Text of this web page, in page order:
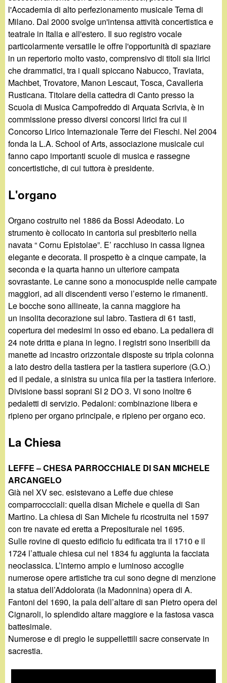
l'Accademia di alto perfezionamento musicale Tema di
Milano. Dal 2000 svolge un'intensa attività concertistica e
teatrale in Italia e all'estero. Il suo registro vocale
particolarmente versatile le offre l'opportunità di spaziare
in un repertorio molto vasto, comprensivo di titoli sia lirici
che drammatici, tra i quali spiccano Nabucco, Traviata,
Machbet, Trovatore, Manon Lescaut, Tosca, Cavalleria
Rusticana. Titolare della cattedra di Canto presso la
Scuola di Musica Campofreddo di Arquata Scrivia, è in
commissione presso diversi concorsi lirici fra cui il
Concorso Lirico Internazionale Terre dei Fieschi. Nel 2004
fonda la L.A. School of Arts, associazione musicale cui
fanno capo importanti scuole di musica e rassegne
concertistiche, di cui tuttora è presidente.
L'organo
Organo costruito nel 1886 da Bossi Adeodato. Lo
strumento è collocato in cantoria sul presbiterio nella
navata “ Cornu Epistolae”. E’ racchiuso in cassa lignea
elegante e decorata. Il prospetto è a cinque campate, la
seconda e la quarta hanno un ulteriore campata
sovrastante. Le canne sono a monocuspide nelle campate
maggiori, ad ali discendenti verso l’esterno le rimanenti.
Le bocche sono allineate, la canna maggiore ha
un insolita decorazione sul labro. Tastiera di 61 tasti,
copertura dei medesimi in osso ed ebano. La pedaliera di
24 note dritta e piana in legno. I registri sono inseribili da
manette ad incastro orizzontale disposte su tripla colonna
a lato destro della tastiera per la tastiera superiore (G.O.)
ed il pedale, a sinistra su unica fila per la tastiera inferiore.
Divisione bassi soprani SI 2 DO 3. Vi sono inoltre 6
pedaletti di servizio. Pedaloni: combinazione libera e
ripieno per organo principale, e ripieno per organo eco.
La Chiesa
LEFFE – CHESA PARROCCHIALE DI SAN MICHELE
ARCANGELO
Già nel XV sec. esistevano a Leffe due chiese
comparroccciali: quella disan Michele e quella di San
Martino. La chiesa di San Michele fu ricostruita nel 1597
con tre navate ed eretta a Prepositurale nel 1695.
Sulle rovine di questo edificio fu edificata tra il 1710 e il
1724 l’attuale chiesa cui nel 1834 fu aggiunta la facciata
neoclassica. L’interno ampio e luminoso accoglie
numerose opere artistiche tra cui sono degne di menzione
la statua dell’Addolorata (la Madonnina) opera di A.
Fantoni del 1690, la pala dell’altare di san Pietro opera del
Cignaroli, lo splendido altare maggiore e la fastosa vasca
battesimale.
Numerose e di pregio le suppellettili sacre conservate in
sacrestia.